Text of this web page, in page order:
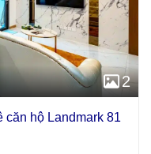
2
căn hộ Landmark 81